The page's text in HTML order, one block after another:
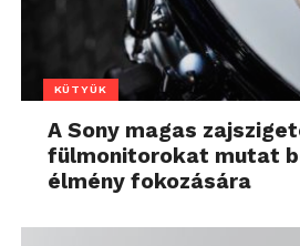
KÜTYÜK
A Sony magas
fülmonitorokat mutat
élmény fokozására